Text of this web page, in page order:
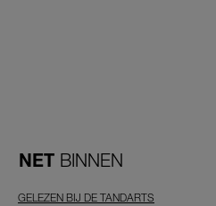
NET BINNEN
GELEZEN BIJ DE TANDARTS